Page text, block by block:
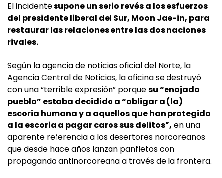
El incidentesupone un serio revés a los esfuerzos
del presidente liberal del Sur, Moon Jae-in, para
restaurar las relaciones entre las dos naciones
rivales.
Según la agencia de noticias oficial del Norte, la
Agencia Central de Noticias, la oficina se destruyó
con una “terrible expresión” porquesu “enojado
pueblo” estaba decidido a “obligar a (la)
escoria humana y a aquellos que han protegido
a la escoria a pagar caros sus delitos”, en una
aparente referencia a los desertores norcoreanos
que desde hace años lanzan panfletos con
propaganda antinorcoreana a través de la frontera.